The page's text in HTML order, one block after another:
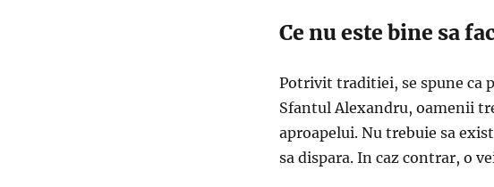
Ce nu este bine sa
Potrivit traditiei, se spune ca
Sfantul Alexandru, oamenii
aproapelui. Nu trebuie sa
sa dispara. In caz contrar, o